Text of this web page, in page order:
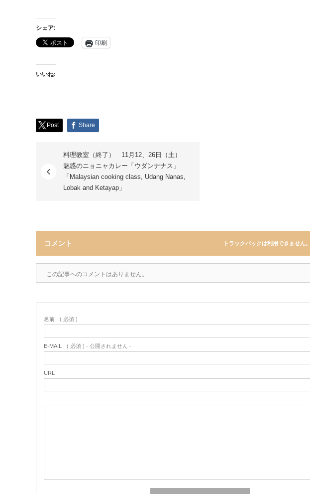
シェア:
印刷
いいね:
Post Share
料理教室（終了） 11月12、26日（土）
魅惑のニョニャカレー「ウダンナナス」
「Malaysian cooking class, Udang Nanas,
Lobak and Ketayap」
コメント トラックバックは利用できません。
この記事へのコメントはありません。
名前 ( 必須 )
E-MAIL ( 必須 ) - 公開されません -
URL